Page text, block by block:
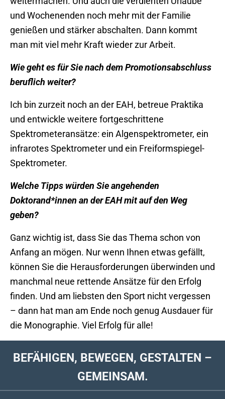
und Wochenenden noch mehr mit der Familie
genießen und stärker abschalten. Dann kommt
man mit viel mehr Kraft wieder zur Arbeit.
Wie geht es für Sie nach dem Promotionsabschluss
beruflich weiter?
Ich bin zurzeit noch an der EAH, betreue Praktika
und entwickle weitere fortgeschrittene
Spektrometeransätze: ein Algenspektrometer, ein
infrarotes Spektrometer und ein Freiformspiegel-
Spektrometer.
Welche Tipps würden Sie angehenden
Doktorand*innen an der EAH mit auf den Weg
geben?
Ganz wichtig ist, dass Sie das Thema schon von
Anfang an mögen. Nur wenn Ihnen etwas gefällt,
können Sie die Herausforderungen überwinden und
manchmal neue rettende Ansätze für den Erfolg
finden. Und am liebsten den Sport nicht vergessen
– dann hat man am Ende noch genug Ausdauer für
die Monographie. Viel Erfolg für alle!
BEFÄHIGEN, BEWEGEN, GESTALTEN –
GEMEINSAM.